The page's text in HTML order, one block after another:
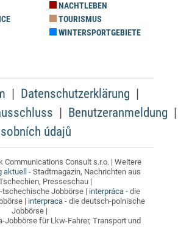
NACHTLEBEN
TOURISMUS
WINTERSPORTGEBIETE
Datenschutzerklärung
Benutzeranmeldung
údajů
Communications Consult s.r.o. | Weitere
aktuell - Stadtmagazin, Nachrichten aus
Presseschau |
Jobbörse | interpráca- die
| interpraca- die deutsch-polnische
Jobbörse |
Jobbörse für Lkw-Fahrer, Transport und